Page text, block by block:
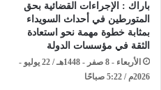
باراك : الإجراءات القضائية بحق
المتورطين في أحداث السويداء
بمثابة خطوة مهمة نحو استعادة
الثقة في مؤسسات الدولة
الأربعاء - 8 صفر - 1448هـ / 22 يوليو -
2026م / 5:22 صباحًا